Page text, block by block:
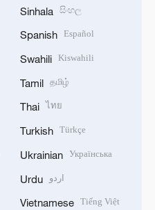
Sinhala සිංහල
Spanish Español
Swahili Kiswahili
Tamil தமிழ்
Thai ไทย
Turkish Türkçe
Ukrainian Українська
Urdu اردو
Vietnamese Tiếng Việt